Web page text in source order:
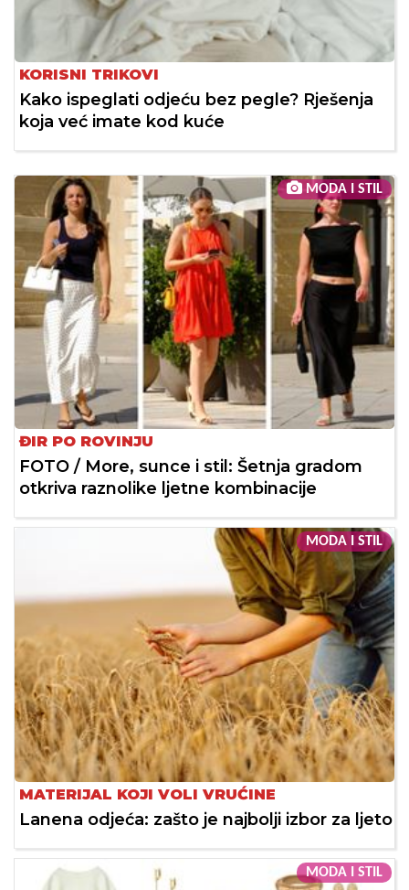
KORISNI TRIKOVI
Kako ispeglati odjeću bez pegle? Rješenja
koja već imate kod kuće
MODA I STIL
ĐIR PO ROVINJU
FOTO / More, sunce i stil: Šetnja gradom
otkriva raznolike ljetne kombinacije
MODA I STIL
MATERIJAL KOJI VOLI VRUĆINE
Lanena odjeća: zašto je najbolji izbor za ljeto
MODA I STIL